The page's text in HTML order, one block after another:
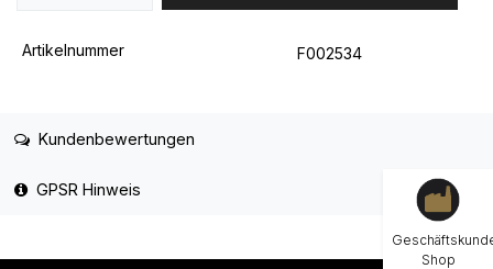
Artikelnummer F002534
Kundenbewertungen
GPSR Hinweis
Shop